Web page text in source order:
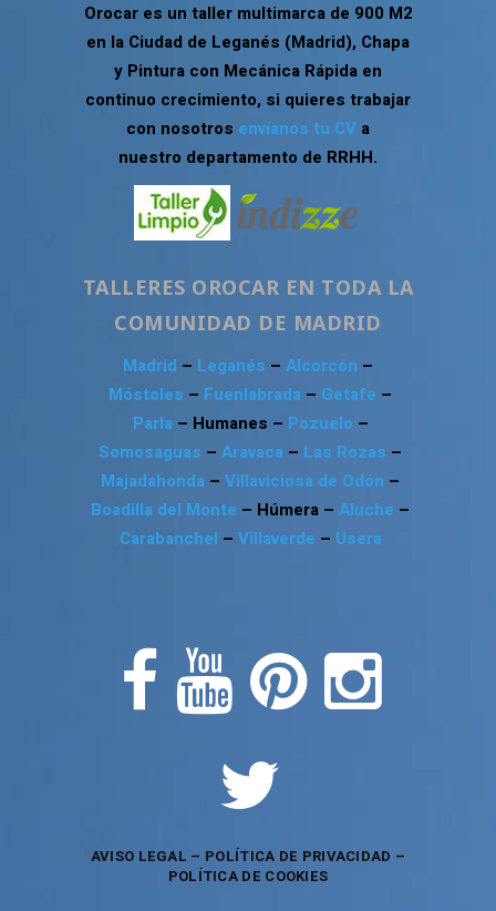
Orocar es un taller multimarca de 900 M2
en la Ciudad de Leganés (Madrid), Chapa
y Pintura con Mecánica Rápida en
continuo crecimiento, si quieres trabajar
con nosotros envíanos tu CV a
nuestro departamento de RRHH.
TALLERES OROCAR EN TODA LA
COMUNIDAD DE MADRID
Madrid – Leganés – Alcorcón –
Móstoles – Fuenlabrada – Getafe –
Parla – Humanes – Pozuelo –
Somosaguas – Aravaca – Las Rozas –
Majadahonda – Villaviciosa de Odón –
Boadilla del Monte – Húmera – Aluche –
Carabanchel – Villaverde – Usera
AVISO LEGAL – POLÍTICA DE PRIVACIDAD –
POLÍTICA DE COOKIES